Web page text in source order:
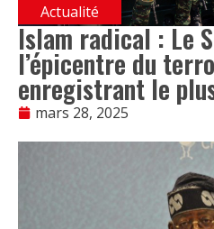
Actualité
Islam radical : Le
l’épicentre du
enregistrant le
mars 28, 2025